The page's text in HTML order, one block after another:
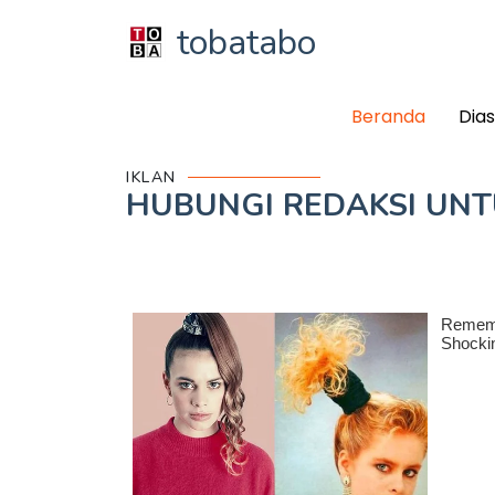
tobatabo
Beranda
IKLAN
HUBUNGI REDAKSI